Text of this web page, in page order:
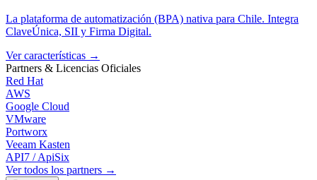
La plataforma de automatización (BPA) nativa para Chile. Integra
ClaveÚnica, SII y Firma Digital.
Ver características →
Partners & Licencias Oficiales
Red Hat
AWS
Google Cloud
VMware
Portworx
Veeam Kasten
API7 / ApiSix
Ver todos los partners →